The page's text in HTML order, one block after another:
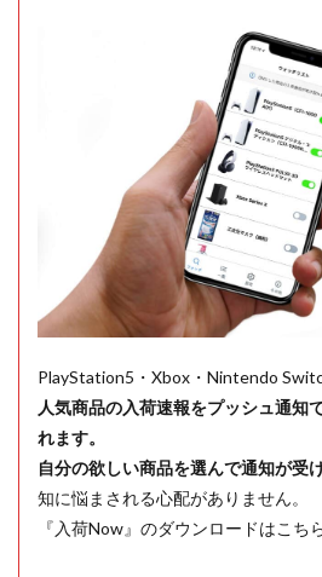
PlayStation5・Xbox・Nintendo
人気商品の入荷速報をプッシュ通知
れます。
自分の欲しい商品を選んで通知が受
知に悩まされる心配がありません。
『入荷Now』のダウンロードはこち